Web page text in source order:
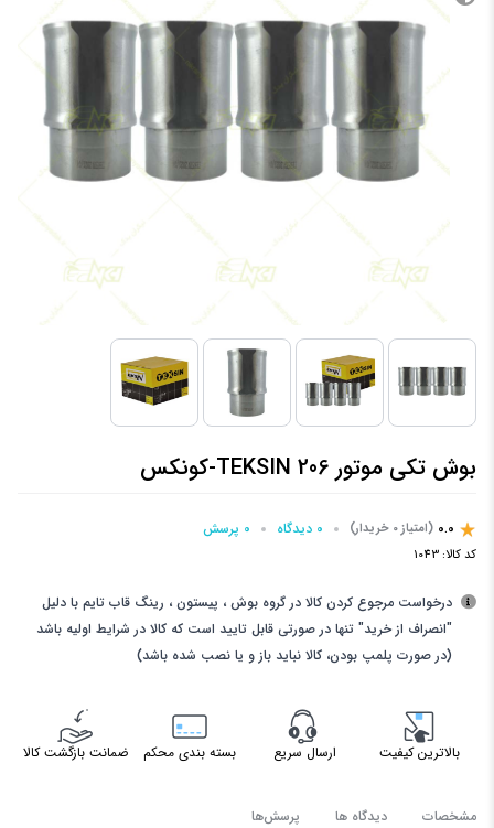
بوش تکی موتور 206 TEKSIN-کونکس
0.0 (امتیاز 0 خریدار) 0 دیدگاه 0 پرسش‌
کد کالا: 1043
درخواست مرجوع کردن کالا در گروه بوش ، پیستون ، رینگ قاب تایم با دلیل
"انصراف از خرید" تنها در صورتی قابل تایید است که کالا در شرایط اولیه باشد
(در صورت پلمپ بودن، کالا نباید باز و یا نصب شده باشد)
بالاترین کیفیت ارسال سریع بسته بندی محکم ضمانت بازگشت کالا
مشخصات دیدگاه ها پرسش‌ها